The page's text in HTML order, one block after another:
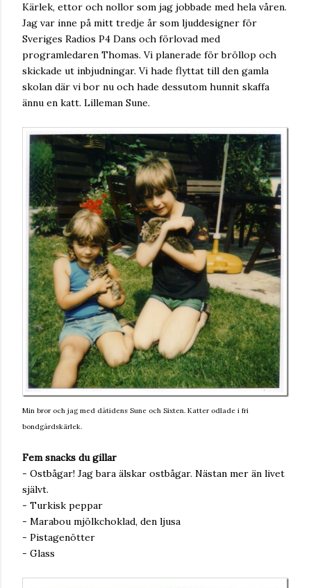
Kärlek, ettor och nollor som jag jobbade med hela våren.
Jag var inne på mitt tredje år som ljuddesigner för
Sveriges Radios P4 Dans och förlovad med
programledaren Thomas. Vi planerade för bröllop och
skickade ut inbjudningar. Vi hade flyttat till den gamla
skolan där vi bor nu och hade dessutom hunnit skaffa
ännu en katt. Lilleman Sune.
Min bror och jag med dåtidens Sune och Sixten. Katter odlade i fri
bondgårdskärlek.
Fem snacks du gillar
- Ostbågar! Jag bara älskar ostbågar. Nästan mer än livet
självt.
- Turkisk peppar
- Marabou mjölkchoklad, den ljusa
- Pistagenötter
- Glass